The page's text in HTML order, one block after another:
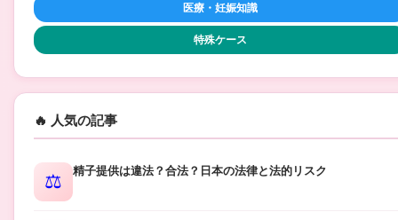
医療・妊娠知識
特殊ケース
🔥 人気の記事
⚖️ 精子提供は違法？合法？日本の法律と法的リスク